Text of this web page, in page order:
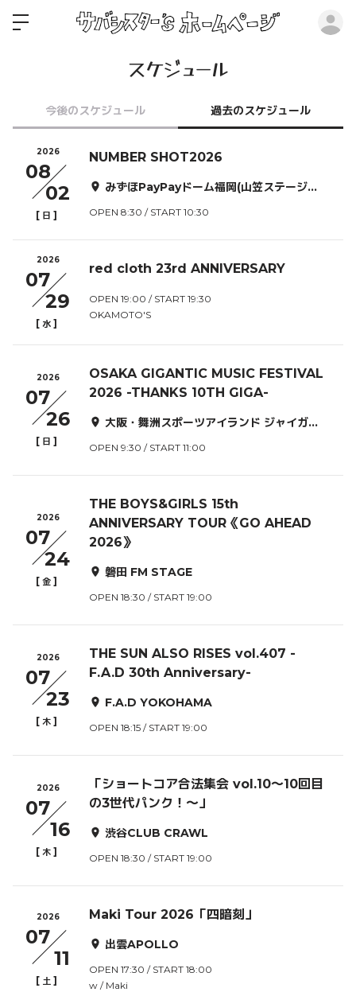
スケジュール
今後のスケジュール 過去のスケジュール
2026
08
02
[ 日]
NUMBER SHOT2026
みずほPayPayドーム福岡(山笠ステージ・どんたくステージ)／シーサイドももち海浜公園地行浜ビーチ(のぼせもんステージ)
OPEN 8:30 / START 10:30
2026
07
29
[ 水]
red cloth 23rd ANNIVERSARY
OPEN 19:00 / START 19:30
OKAMOTO'S
2026
07
26
[ 日]
OSAKA GIGANTIC MUSIC FESTIVAL
2026 -THANKS 10TH GIGA-
大阪・舞洲スポーツアイランド ジャイガ特設会場
OPEN 9:30 / START 11:00
2026
07
24
[ 金]
THE BOYS&GIRLS 15th
ANNIVERSARY TOUR《GO AHEAD
2026》
磐田 FM STAGE
OPEN 18:30 / START 19:00
2026
07
23
[ 木]
THE SUN ALSO RISES vol.407 -
F.A.D 30th Anniversary-
F.A.D YOKOHAMA
OPEN 18:15 / START 19:00
2026
07
16
[ 木]
「ショートコア合法集会 vol.10〜10回目
の3世代パンク！〜」
渋谷CLUB CRAWL
OPEN 18:30 / START 19:00
2026
07
11
[ 土]
Maki Tour 2026「四暗刻」
出雲APOLLO
OPEN 17:30 / START 18:00
w / Maki